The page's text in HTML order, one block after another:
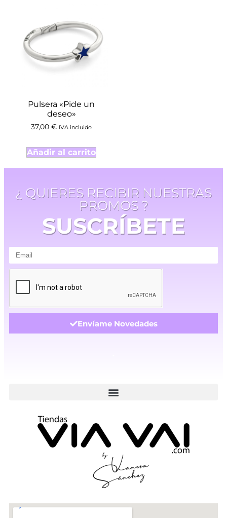
Pulsera «Pide un
deseo»
37,00 € IVA incluido
Añadir al carrito
¿ QUIERES RECIBIR NUESTRAS
PROMOS ?
SUSCRÍBETE
Envíame Novedades